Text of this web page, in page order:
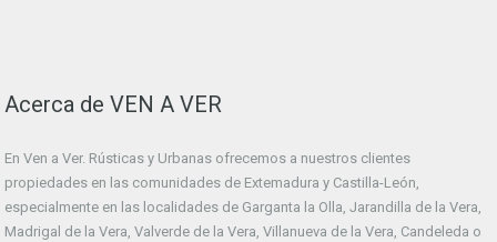
Acerca de VEN A VER
En Ven a Ver. Rústicas y Urbanas ofrecemos a nuestros clientes
propiedades en las comunidades de Extemadura y Castilla-León,
especialmente en las localidades de Garganta la Olla, Jarandilla de la Vera,
Madrigal de la Vera, Valverde de la Vera, Villanueva de la Vera, Candeleda o